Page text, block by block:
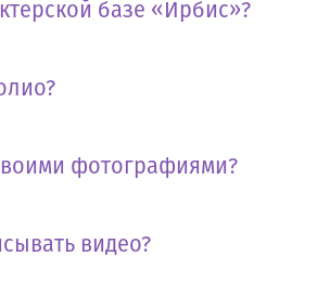
базе «Ирбис»?
фотографиями?
видео?